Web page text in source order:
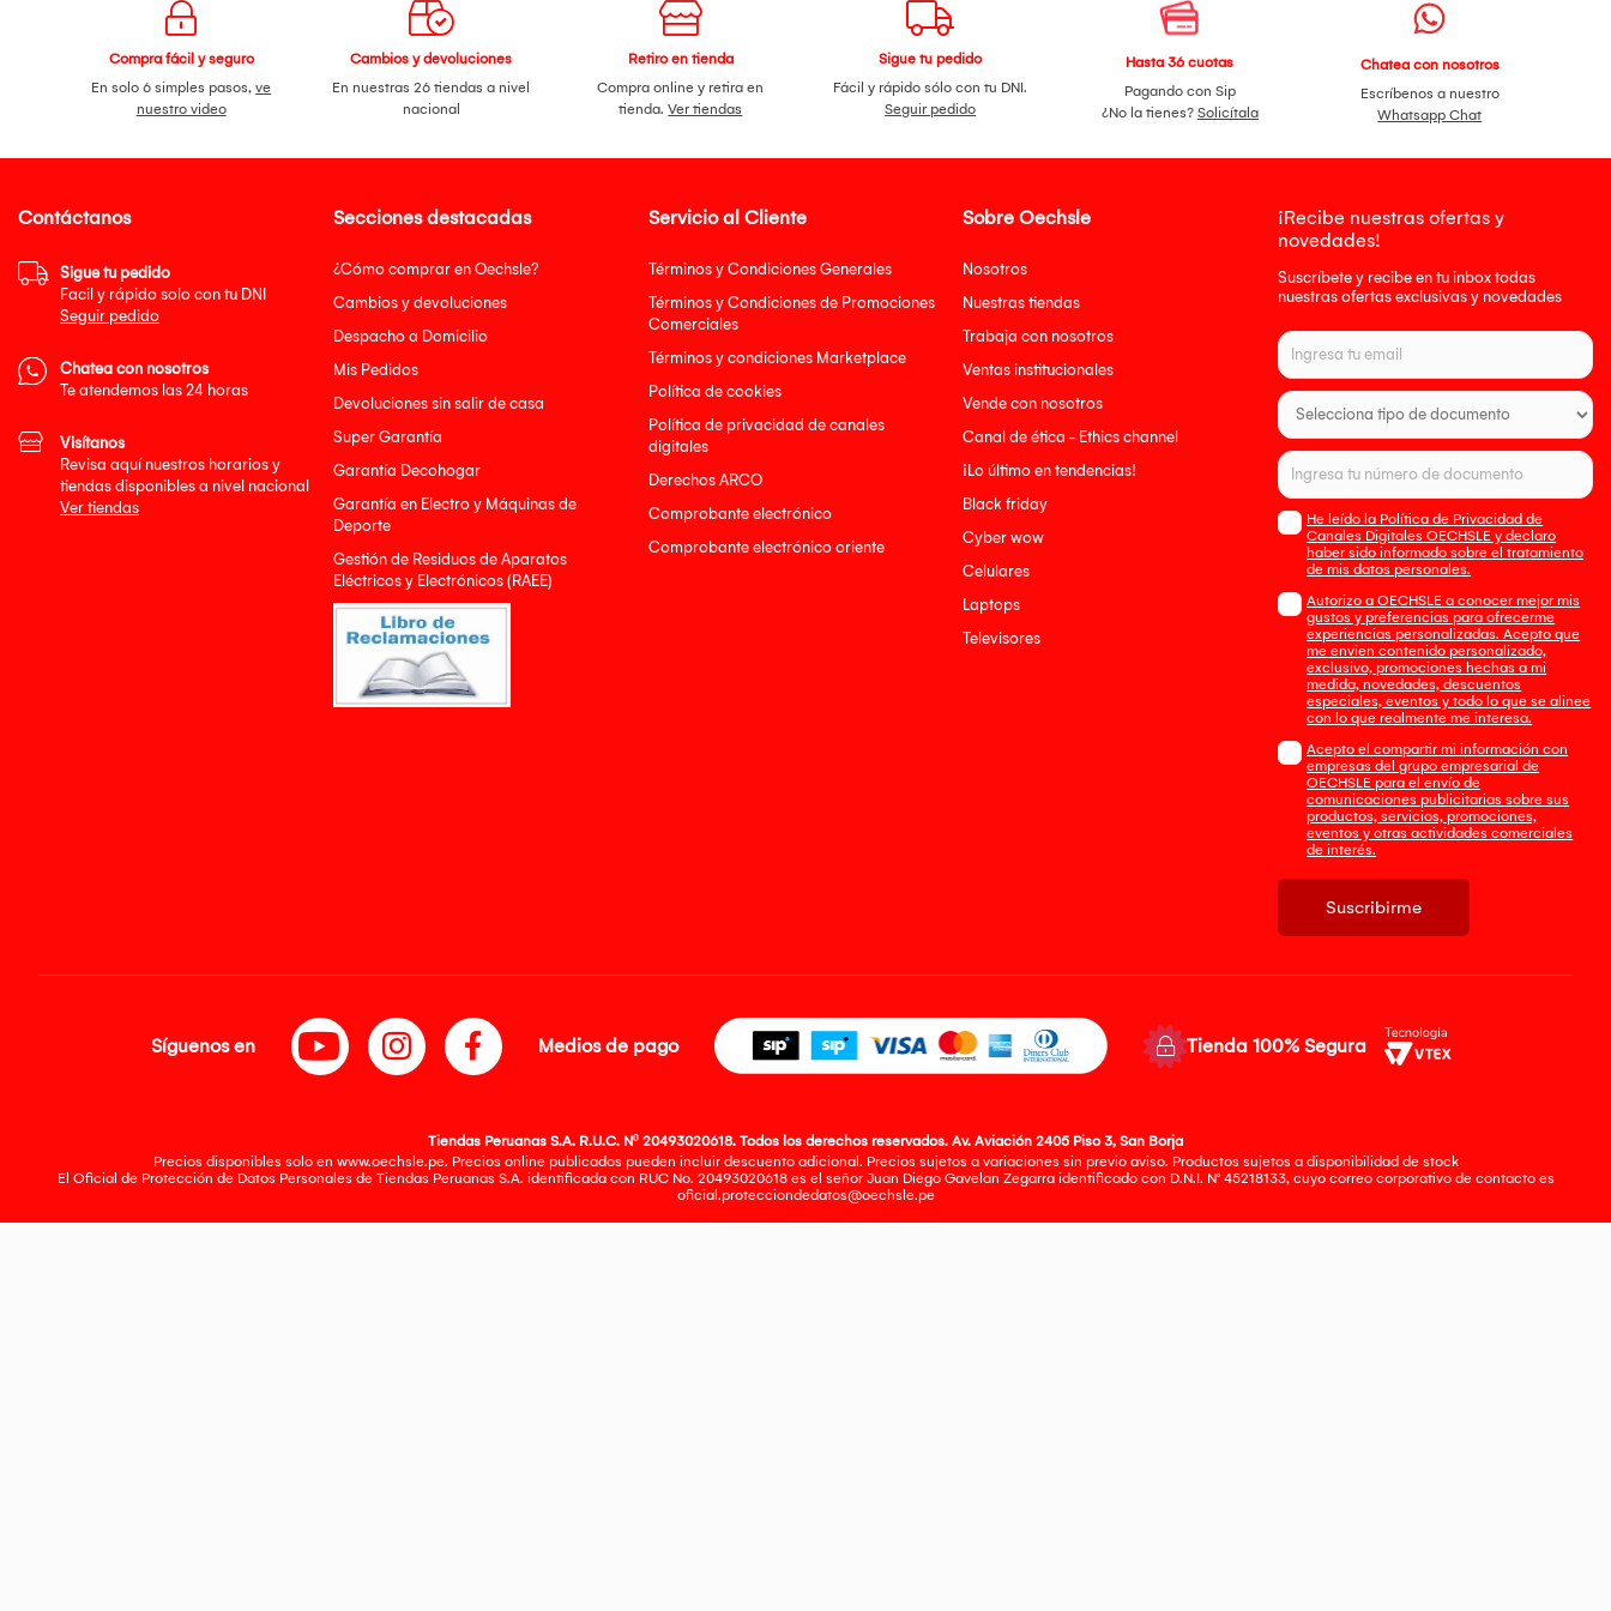
Compra fácil y seguro
En solo 6 simples pasos,ve
nuestro video
Cambios y devoluciones
En nuestras 26 tiendas a nivel
nacional
Retiro en tienda
Compra online y retira en
tienda.Ver tiendas
Sigue tu pedido
Fácil y rápido sólo con tu DNI.
Seguir pedido
Hasta 36 cuotas
Pagando con Sip
¿No la tienes? Solicítala
Chatea con nosotros
Escríbenos a nuestro
Whatsapp Chat
Secciones destacadas
¿Cómo comprar en Oechsle?
Cambios y devoluciones
Despacho a Domicilio
Mis Pedidos
Devoluciones sin salir de casa
Super Garantía
Garantía Decohogar
Garantía en Electro y Máquinas de
Deporte
Gestión de Residuos de Aparatos
Eléctricos y Electrónicos (RAEE)
Servicio al Cliente
Términos y Condiciones Generales
Términos y Condiciones de Promociones
Comerciales
Términos y condiciones Marketplace
Política de cookies
Política de privacidad de canales
digitales
Derechos ARCO
Comprobante electrónico
Comprobante electrónico oriente
Sobre Oechsle
Nosotros
Nuestras tiendas
Trabaja con nosotros
Ventas institucionales
Vende con nosotros
Canal de ética - Ethics channel
¡Lo último en tendencias!
Black friday
Cyber wow
Celulares
Laptops
Televisores
¡Recibe nuestras ofertas y
novedades!
Suscríbete y recibe en tu inbox todas
nuestras ofertas exclusivas y novedades
He leído la Política de Privacidad de
Canales Digitales OECHSLE y declaro
haber sido informado sobre el tratamiento
de mis datos personales.
Autorizo a OECHSLE a conocer mejor mis
gustos y preferencias para ofrecerme
experiencias personalizadas. Acepto que
me envien contenido personalizado,
exclusivo, promociones hechas a mi
medida, novedades, descuentos
especiales, eventos y todo lo que se alinee
con lo que realmente me interesa.
Acepto el compartir mi información con
empresas del grupo empresarial de
OECHSLE para el envío de
comunicaciones publicitarias sobre sus
productos, servicios, promociones,
eventos y otras actividades comerciales
de interés.
Suscribirme
Contáctanos
Sigue tu pedido
Facil y rápido solo con tu DNI
Seguir pedido
Chatea con nosotros
Te atendemos las 24 horas
Visítanos
Revisa aquí nuestros horarios y
tiendas disponibles a nivel nacional
Ver tiendas
Síguenos en Medios de pago Tienda 100% Segura
Tiendas Peruanas S.A. R.U.C. Nº 20493020618. Todos los derechos reservados. Av. Aviación 2405 Piso 3, San Borja
Precios disponibles solo en www.oechsle.pe. Precios online publicados pueden incluir descuento adicional. Precios sujetos a variaciones sin previo aviso. Productos sujetos a disponibilidad de stock
El Oficial de Protección de Datos Personales de Tiendas Peruanas S.A. identificada con RUC No. 20493020618 es el señor Juan Diego Gavelan Zegarra identificado con D.N.I. N° 45218133, cuyo correo corporativo de contacto es
oficial.protecciondedatos@oechsle.pe